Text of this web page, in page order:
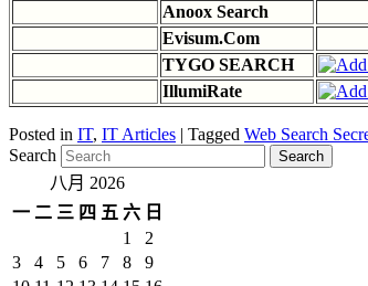
Anoox Search
Evisum.Com
TYGO SEARCH
IllumiRate
Posted in IT, IT Articles | Tagged Web Search
Search
八月 2026
一 二 三 四 五 六 日
1
2
3
4 5 6 7 8
9